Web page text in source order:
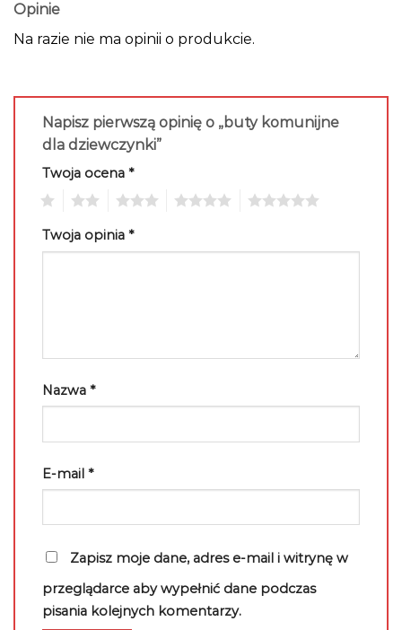
Opinie
Na razie nie ma opinii o produkcie.
Napisz pierwszą opinię o „buty komunijne
dla dziewczynki”
Twoja ocena *
Twoja opinia *
Nazwa *
E-mail *
Zapisz moje dane, adres e-mail i witrynę w
przeglądarce aby wypełnić dane podczas
pisania kolejnych komentarzy.